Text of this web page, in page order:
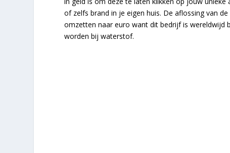
of zelfs brand in je eigen huis. De aflossing van
omzetten naar euro want dit bedrijf is wereldwijd
worden bij waterstof.